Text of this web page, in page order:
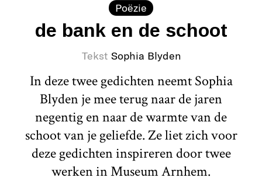
Poëzie
de bank en de schoot
Tekst Sophia Blyden
In deze twee gedichten neemt Sophia
Blyden je mee terug naar de jaren
negentig en naar de warmte van de
schoot van je geliefde. Ze liet zich voor
deze gedichten inspireren door twee
werken in Museum Arnhem.